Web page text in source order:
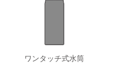
ワンタッチ式水筒